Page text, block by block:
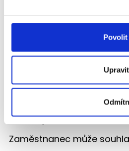
Povolit
Upravit
společně s pracovní
musí ale souhlas pro
na samostatném
byl součástí smlouvy.
Pokud řešítejen
můžete si souhlas přidat i
smlouvy.
Zaměstnanec může